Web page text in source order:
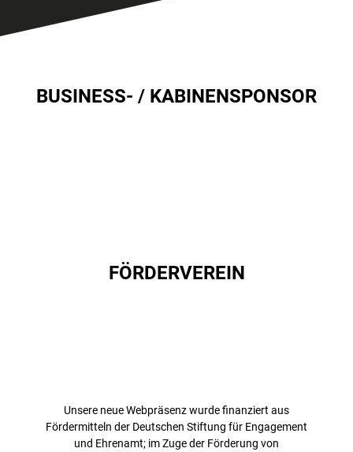
BUSINESS- / KABINENSPONSOR
FÖRDERVEREIN
Unsere neue Webpräsenz wurde finanziert aus
Fördermitteln der Deutschen Stiftung für Engagement
und Ehrenamt; im Zuge der Förderung von